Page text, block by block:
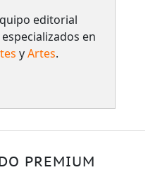
editorial
en
yArtes.
PREMIUM